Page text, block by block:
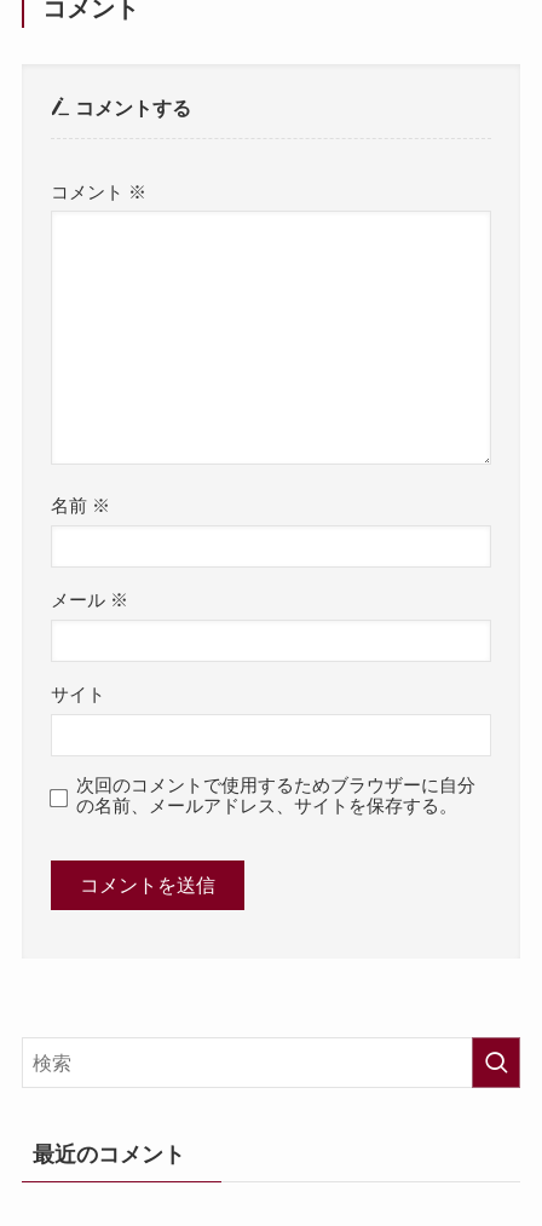
コメント
コメントする
コメント ※
名前 ※
メール ※
サイト
次回のコメントで使用するためブラウザーに自分
の名前、メールアドレス、サイトを保存する。
最近のコメント